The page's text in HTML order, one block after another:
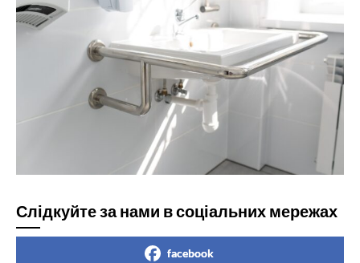
Слідкуйте за нами в соціальних мережах
facebook